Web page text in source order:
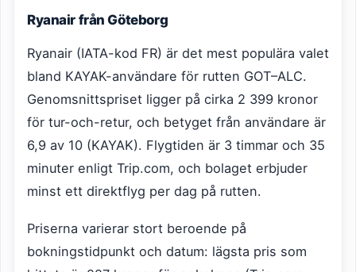
Ryanair från Göteborg
Ryanair (IATA-kod FR) är det mest populära valet
bland KAYAK-användare för rutten GOT–ALC.
Genomsnittspriset ligger på cirka 2 399 kronor
för tur-och-retur, och betyget från användare är
6,9 av 10 (KAYAK). Flygtiden är 3 timmar och 35
minuter enligt Trip.com, och bolaget erbjuder
minst ett direktflyg per dag på rutten.
Priserna varierar stort beroende på
bokningstidpunkt och datum: lägsta pris som